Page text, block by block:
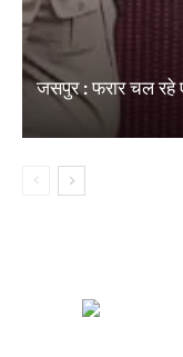
जसपुर : फरार चल रहे